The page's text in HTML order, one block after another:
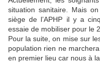
situation sanitaire. Mais
siège de l’APHP il y a
essaie de mobiliser pour le
Pour la suite, on mise sur
population rien ne
en premier lieu car nous à